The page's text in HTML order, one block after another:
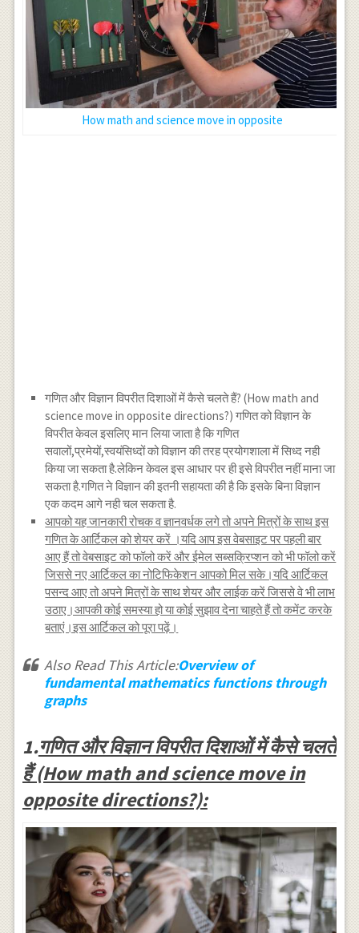
How math and science move in opposite
गणित और विज्ञान विपरीत दिशाओं में कैसे चलते हैं? (How math and
science move in opposite directions?) गणित को विज्ञान के
विपरीत केवल इसलिए मान लिया जाता है कि गणित
सवालों,प्रमेयों,स्वयंसिध्दों को विज्ञान की तरह प्रयोगशाला में सिध्द नही
किया जा सकता है.लेकिन केवल इस आधार पर ही इसे विपरीत नहीं माना जा
सकता है.गणित ने विज्ञान की इतनी सहायता की है कि इसके बिना विज्ञान
एक कदम आगे नही चल सकता है.
आपको यह जानकारी रोचक व ज्ञानवर्धक लगे तो अपने मित्रों के साथ इस
गणित के आर्टिकल को शेयर करें ।यदि आप इस वेबसाइट पर पहली बार
आए हैं तो वेबसाइट को फॉलो करें और ईमेल सब्सक्रिप्शन को भी फॉलो करें
जिससे नए आर्टिकल का नोटिफिकेशन आपको मिल सके।यदि आर्टिकल
पसन्द आए तो अपने मित्रों के साथ शेयर और लाईक करें जिससे वे भी लाभ
उठाए।आपकी कोई समस्या हो या कोई सुझाव देना चाहते हैं तो कमेंट करके
बताएं।इस आर्टिकल को पूरा पढ़ें।
Also Read This Article:Overview of
fundamental mathematics functions through
graphs
1.गणित और विज्ञान विपरीत दिशाओं में कैसे चलते
हैं (How math and science move in
opposite directions?):